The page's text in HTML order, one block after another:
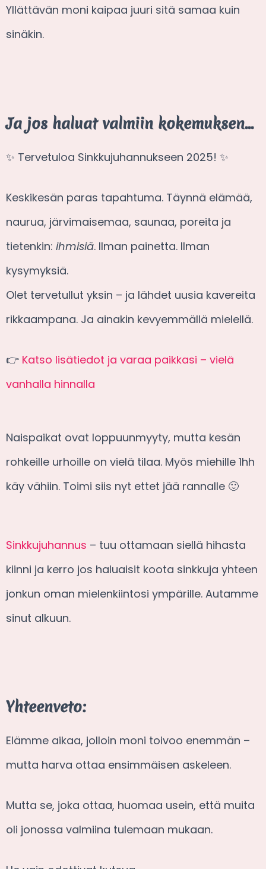
Yllättävän moni kaipaa juuri sitä samaa kuin
sinäkin.
Ja jos haluat valmiin kokemuksen…
✨ Tervetuloa Sinkkujuhannukseen 2025! ✨
Keskikesän paras tapahtuma. Täynnä elämää,
naurua, järvimaisemaa, saunaa, poreita ja
tietenkin: ihmisiä. Ilman painetta. Ilman
kysymyksiä.
Olet tervetullut yksin – ja lähdet uusia kavereita
rikkaampana. Ja ainakin kevyemmällä mielellä.
👉 Katso lisätiedot ja varaa paikkasi – vielä
vanhalla hinnalla
Naispaikat ovat loppuunmyyty, mutta kesän
rohkeille urhoille on vielä tilaa. Myös miehille 1hh
käy vähiin. Toimi siis nyt ettet jää rannalle 🙂
Sinkkujuhannus – tuu ottamaan siellä hihasta
kiinni ja kerro jos haluaisit koota sinkkuja yhteen
jonkun oman mielenkiintosi ympärille. Autamme
sinut alkuun.
Yhteenveto:
Elämme aikaa, jolloin moni toivoo enemmän –
mutta harva ottaa ensimmäisen askeleen.
Mutta se, joka ottaa, huomaa usein, että muita
oli jonossa valmiina tulemaan mukaan.